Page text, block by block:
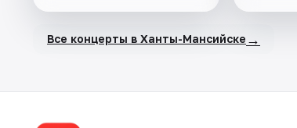
Все концерты в Ханты-Мансийске →